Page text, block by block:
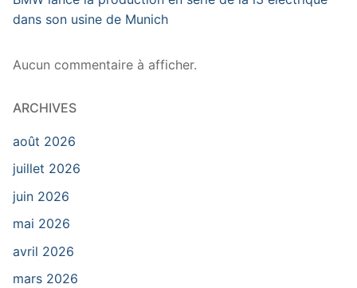
dans son usine de Munich
Aucun commentaire à afficher.
ARCHIVES
août 2026
juillet 2026
juin 2026
mai 2026
avril 2026
mars 2026